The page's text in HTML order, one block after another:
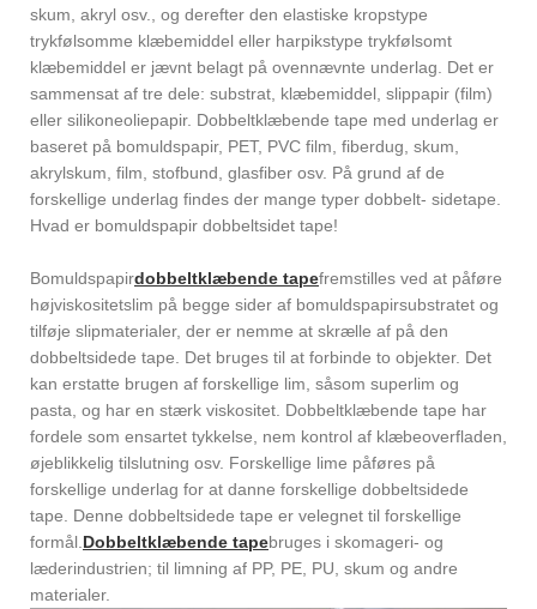
skum, akryl osv., og derefter den elastiske kropstype
trykfølsomme klæbemiddel eller harpikstype trykfølsomt
klæbemiddel er jævnt belagt på ovennævnte underlag. Det er
sammensat af tre dele: substrat, klæbemiddel, slippapir (film)
eller silikoneoliepapir. Dobbeltklæbende tape med underlag er
baseret på bomuldspapir, PET, PVC film, fiberdug, skum,
akrylskum, film, stofbund, glasfiber osv. På grund af de
forskellige underlag findes der mange typer dobbelt- sidetape.
Hvad er bomuldspapir dobbeltsidet tape!
Bomuldspapirdobbeltklæbende tapefremstilles ved at påføre
højviskositetslim på begge sider af bomuldspapirsubstratet og
tilføje slipmaterialer, der er nemme at skrælle af på den
dobbeltsidede tape. Det bruges til at forbinde to objekter. Det
kan erstatte brugen af ​​forskellige lim, såsom superlim og
pasta, og har en stærk viskositet. Dobbeltklæbende tape har
fordele som ensartet tykkelse, nem kontrol af klæbeoverfladen,
øjeblikkelig tilslutning osv. Forskellige lime påføres på
forskellige underlag for at danne forskellige dobbeltsidede
tape. Denne dobbeltsidede tape er velegnet til forskellige
formål.Dobbeltklæbende tapebruges i skomageri- og
læderindustrien; til limning af PP, PE, PU, ​​skum og andre
materialer.